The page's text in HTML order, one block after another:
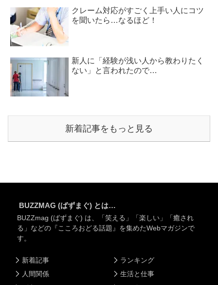
クレーム対応がすごく上手い人にコツ
を聞いたら…なるほど！
新人に「経験が浅い人から教わりたく
ない」と言われたので…
新着記事をもっと見る
BUZZMAG (ばずまぐ) とは…
BUZZmag (ばずまぐ) は、「笑える」「楽しい」「癒され
る」などの『こころおどる話題』を集めたWebマガジンで
す。
新着記事
人間関係
ランキング
生活と仕事